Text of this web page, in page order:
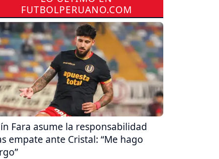
FUTBOLPERUANO.COM
Fara asume la responsabilidad
empate ante Cristal: “Me hago